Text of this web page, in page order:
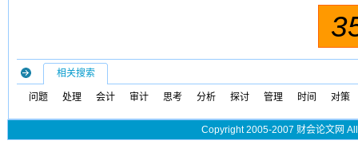
相关搜索
问题 处理 会计 审计 思考 分析 探讨 管理 时间 对策
Copyright 2005-2007 财会论文网